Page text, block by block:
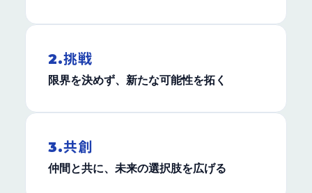
2.挑戦
限界を決めず、新たな可能性を拓く
3.共創
仲間と共に、未来の選択肢を広げる